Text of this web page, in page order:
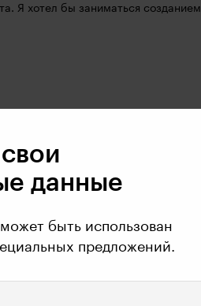
Я хотел бы заниматься созданием
данные
быть использован
предложений.